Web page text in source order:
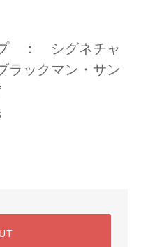
プ ： シグネチャ
ックマン・サン